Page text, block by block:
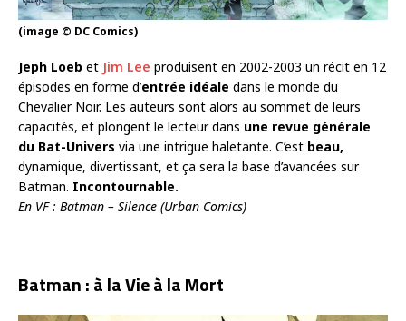
(image © DC Comics)
Jeph Loeb et Jim Lee produisent en 2002-2003 un récit en 12
épisodes en forme d’entrée idéale dans le monde du
Chevalier Noir. Les auteurs sont alors au sommet de leurs
capacités, et plongent le lecteur dans une revue générale
du Bat-Univers via une intrigue haletante. C’est beau,
dynamique, divertissant, et ça sera la base d’avancées sur
Batman. Incontournable.
En VF : Batman – Silence (Urban Comics)
Batman : à la Vie à la Mort